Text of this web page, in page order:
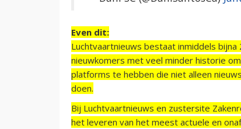
Even dit:
Luchtvaartnieuws bestaat inmiddels
nieuwkomers met veel minder historie
platforms te hebben die niet alleen
doen.
Bij Luchtvaartnieuws en zustersite
het leveren van het meest actuele en